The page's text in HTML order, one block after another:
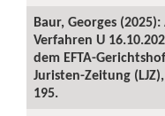
Baur, Georges
Verfahren U
dem EFTA-
Juristen-Zeitung
195.